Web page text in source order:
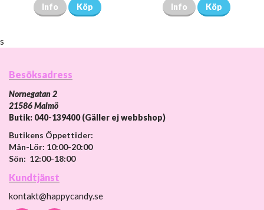
Info Köp Info Köp
s
Besöksadress
Nornegatan 2
21586 Malmö
Butik: 040-139400 (Gäller ej webbshop)
Butikens Öppettider:
Mån-Lör: 10:00-20:00
Sön: 12:00-18:00
Kundtjänst
kontakt@happycandy.se